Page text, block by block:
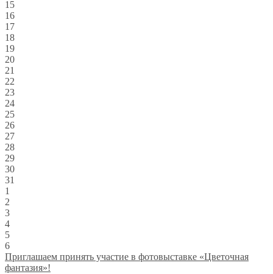
15
16
17
18
19
20
21
22
23
24
25
26
27
28
29
30
31
1
2
3
4
5
6
Приглашаем принять участие в фотовыставке «Цветочная
фантазия»!